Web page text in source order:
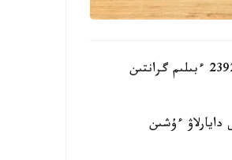
بيىل اكىمدىكتەر باكالاۆريات، ماگيستراتۋرا جانە رەزيدەنتۋرا باعدارلامالارى بويىنشا بارلىعى 2392 ءبىلىم گرانتىن
دايارلاۋ ءۇشىن